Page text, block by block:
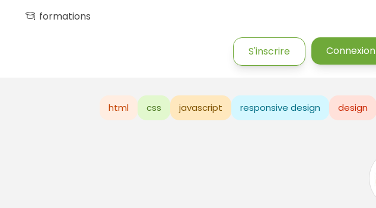
formations
S'inscrire Connexion
html css javascript responsive design design